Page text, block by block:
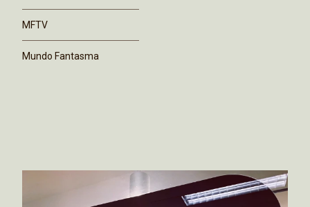
MFTV
Mundo Fantasma